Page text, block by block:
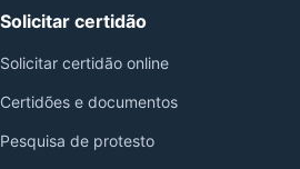
Solicitar certidão
Solicitar certidão online
Certidões e documentos
Pesquisa de protesto